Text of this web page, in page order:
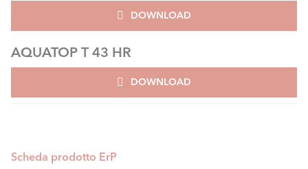
DOWNLOAD
AQUATOP T 43 HR
DOWNLOAD
Scheda prodotto ErP